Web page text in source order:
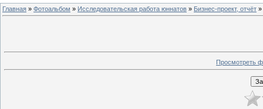
Главная » Фотоальбом » Исследовательская работа юннатов » Бизнес-проект, отчёт »
Просмотреть